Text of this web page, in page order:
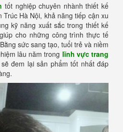
tốt nghiệp chuyên nhành thiết kế
Hà Nội, khả năng tiếp cận xu
kỹ năng xuất sắc trong thiết kế
cho những công trình thực tế
sức sang tạo, tuổi trẻ và niềm
lâu năm trong lĩnh vực trang
đem lại sản phẩm tốt nhất đáp